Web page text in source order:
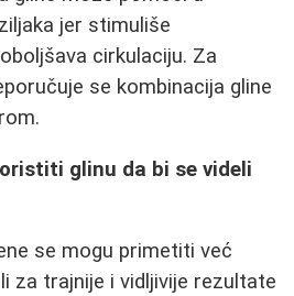
jer stimuliše
cirkulaciju. Za
se kombinacija gline
glinu da bi se videli
se mogu primetiti već
za trajnije i vidljivije rezultate